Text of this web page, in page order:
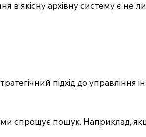
якісну архівну систему є не
підхід до
спрощує пошук. Наприклад,